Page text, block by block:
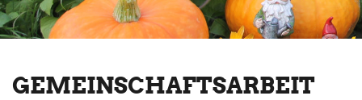
GEMEINSCHAFTSARBEIT